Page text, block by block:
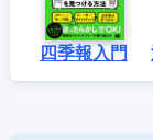
四季報入門